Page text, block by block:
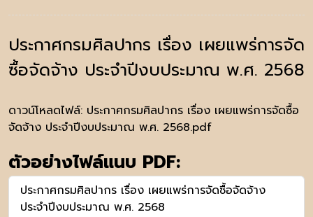
ประกาศกรมศิลปากร เรื่อง เผยแพร่การจัด
ซื้อจัดจ้าง ประจำปีงบประมาณ พ.ศ. 2568
ดาวน์โหลดไฟล์: ประกาศกรมศิลปากร เรื่อง เผยแพร่การจัดซื้อ
จัดจ้าง ประจำปีงบประมาณ พ.ศ. 2568.pdf
ตัวอย่างไฟล์แนบ PDF:
ประกาศกรมศิลปากร เรื่อง เผยแพร่การจัดซื้อจัดจ้าง
ประจำปีงบประมาณ พ.ศ. 2568